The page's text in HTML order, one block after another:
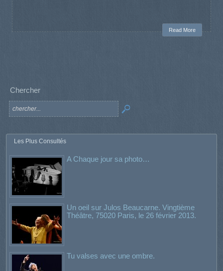
Read More
Chercher
Les Plus Consultés
A Chaque jour sa photo…
Un oeil sur Julos Beaucarne. Vingtième
Théâtre, 75020 Paris, le 26 février 2013.
Tu valses avec une ombre.